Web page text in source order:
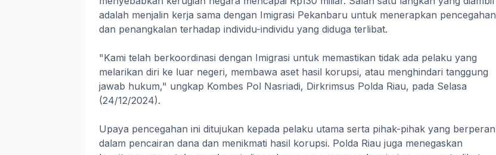
adalah menjalin kerja sama dengan Imigrasi Pekanbaru untuk menerapkan pencegahan
dan penangkalan terhadap individu-individu yang diduga terlibat.
"Kami telah berkoordinasi dengan Imigrasi untuk memastikan tidak ada pelaku yang
melarikan diri ke luar negeri, membawa aset hasil korupsi, atau menghindari tanggung
jawab hukum," ungkap Kombes Pol Nasriadi, Dirkrimsus Polda Riau, pada Selasa
(24/12/2024).
Upaya pencegahan ini ditujukan kepada pelaku utama serta pihak-pihak yang berperan
dalam pencairan dana dan menikmati hasil korupsi. Polda Riau juga menegaskan